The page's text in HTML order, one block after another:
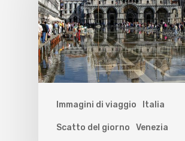
Immagini di viaggio Italia
Scatto del giorno Venezia